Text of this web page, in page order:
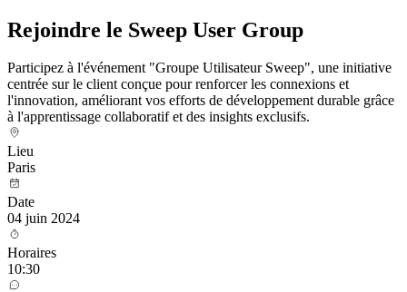
Rejoindre le Sweep User Group
Participez à l'événement "Groupe Utilisateur Sweep", une initiative
centrée sur le client conçue pour renforcer les connexions et
l'innovation, améliorant vos efforts de développement durable grâce
à l'apprentissage collaboratif et des insights exclusifs.
Lieu
Paris
Date
04 juin 2024
Horaires
10:30